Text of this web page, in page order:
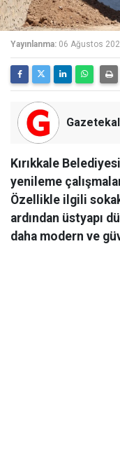
Yayınlanma: 06 Ağustos
Kırıkkale
yenileme
Özellikle ilgili
ardından üstyapı
daha modern ve